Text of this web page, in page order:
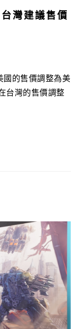
灣建議售價
的售價調整為美
台灣的售價調整